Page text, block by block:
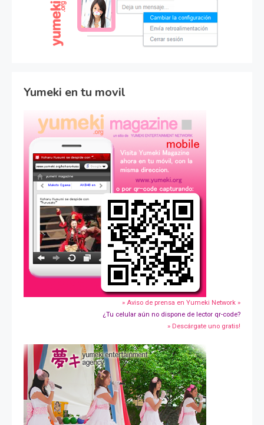
Yumeki en tu movil
» Aviso de prensa en Yumeki Network »
¿Tu celular aún no dispone de lector qr-code?
» Descárgate uno gratis!